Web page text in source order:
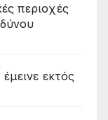
περιοχές
εκτός